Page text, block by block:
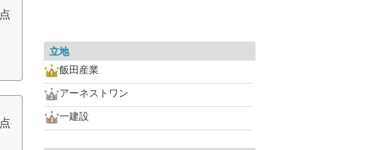
点
点
立地
飯田産業
アーネストワン
一建設